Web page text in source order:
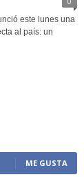
este lunes una
al país: un
ME GUSTA